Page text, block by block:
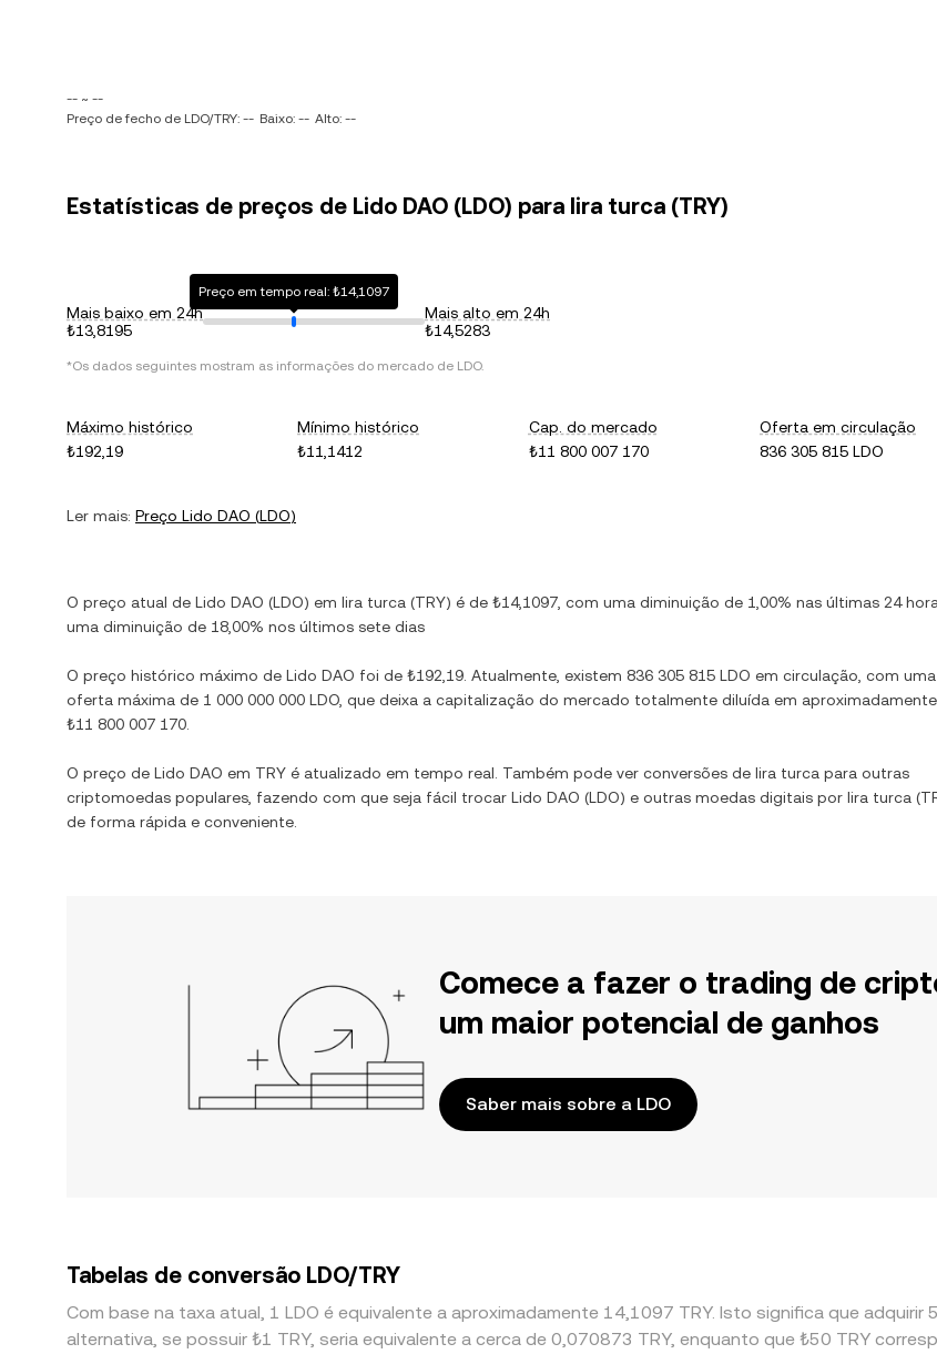
-- ~ --
Preço de fecho de LDO/TRY: -- Baixo: -- Alto: --
Estatísticas de preços de Lido DAO (LDO) para lira turca (TRY)
Mais baixo em 24h
₺13,8195
Preço em tempo real: ₺14,1097
Mais alto em 24h
₺14,5283
*Os dados seguintes mostram as informações do mercado de LDO.
Máximo histórico
₺192,19
Mínimo histórico
₺11,1412
Cap. do mercado
₺11 800 007 170
Oferta em circulação
836 305 815 LDO
Ler mais: Preço Lido DAO (LDO)
O preço atual de Lido DAO (LDO) em lira turca (TRY) é de ₺14,1097 , com uma diminuição de 1,00% nas últimas 24
uma diminuição de 18,00% nos últimos sete dias
O preço histórico máximo de Lido DAO foi de ₺192,19 . Atualmente, existem 836 305 815 LDO em circulação, com uma
oferta máxima de 1 000 000 000 LDO , que deixa a capitalização do mercado totalmente diluída em aproximadamente
₺11 800 007 170
O preço de Lido DAO em TRY é atualizado em tempo real. Também pode ver conversões de lira turca para outras
criptomoedas populares, fazendo com que seja fácil trocar Lido DAO (LDO) e outras moedas digitais por lira turca (
de forma rápida e conveniente.
Comece a fazer o trading de
um maior potencial de ganhos
Saber mais sobre a LDO
Tabelas de conversão LDO/TRY
Com base na taxa atual, 1 LDO é equivalente a aproximadamente 14,1097 TRY. Isto significa que adquirir
alternativa, se possuir ₺1 TRY, seria equivalente a cerca de 0,070873 TRY, enquanto que ₺50 TRY